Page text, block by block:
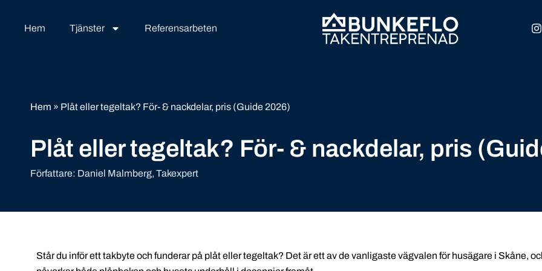
Hem Tjänster Referensarbeten
I
n
Hem » Plåt eller tegeltak? För- & nackdelar, pris (Guide 2026)
Plåt eller tegeltak? För- & nackdelar, pris
Författare: Daniel Malmberg, Takexpert
Står du inför ett takbyte och funderar på plåt eller tegeltak? Det är ett av de vanligaste vägvalen för husägare i Skåne,